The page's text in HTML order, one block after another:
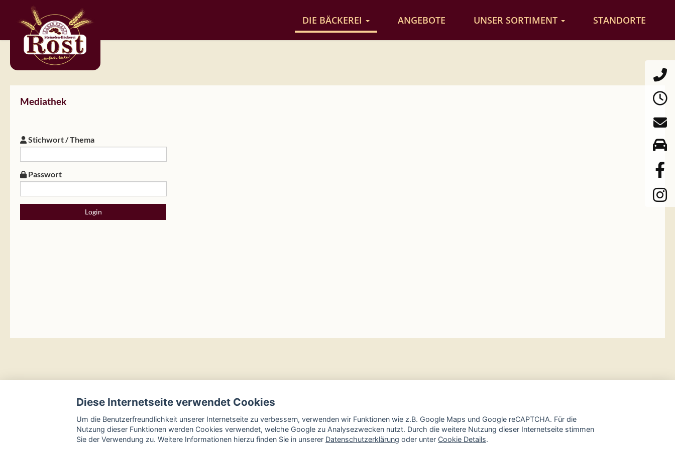
DIE BÄCKEREI ANGEBOTE UNSER SORTIMENT STANDORTE
Mediathek
Stichwort / Thema
Passwort
Login
Diese Internetseite verwendet Cookies
Um die Benutzerfreundlichkeit unserer Internetseite zu verbessern, verwenden wir Funktionen wie z.B. Google Maps und Google reCAPTCHA. Für die
Nutzung dieser Funktionen werden Cookies verwendet, welche Google zu Analysezwecken nutzt. Durch die weitere Nutzung dieser Internetseite stimmen
Sie der Verwendung zu. Weitere Informationen hierzu finden Sie in unserer Datenschutzerklärung oder unter Cookie Details.